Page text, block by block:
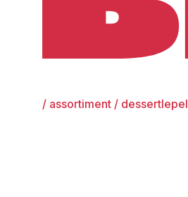
/ assortiment / dessertlepel